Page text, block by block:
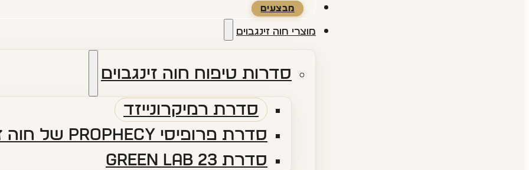
מבצעים
מוצרי חוה זינגבוים
סדרות טיפוח חוה זינגבוים
סדרת רמיקרונייזד
סדרת פרופיסי PROPHECY של חוה זינגבוים
סדרת green lab 23